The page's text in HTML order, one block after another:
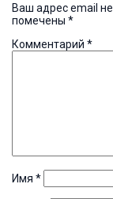
Ваш адрес email не
помечены *
Комментарий *
Имя *